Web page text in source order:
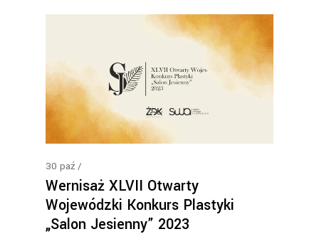
30 paź
Wernisaż XLVII Otwarty
Wojewódzki Konkurs Plastyki
„Salon Jesienny” 2023